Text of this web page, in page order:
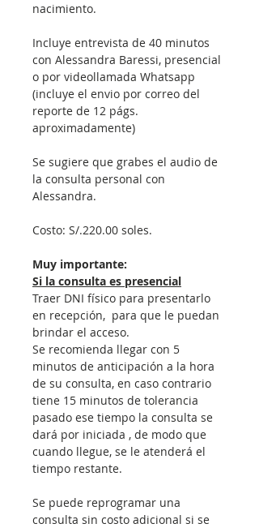
nacimiento.
Incluye entrevista de 40 minutos
con Alessandra Baressi, presencial
o por videollamada Whatsapp
(incluye el envio por correo del
reporte de 12 págs.
aproximadamente)
Se sugiere que grabes el audio de
la consulta personal con
Alessandra.
Costo: S/.220.00 soles.
Muy importante:
Si la consulta es presencial
Traer DNI físico para presentarlo
en recepción,  para que le puedan
brindar el acceso.
Se recomienda llegar con 5
minutos de anticipación a la hora
de su consulta, en caso contrario
tiene 15 minutos de tolerancia
pasado ese tiempo la consulta se
dará por iniciada , de modo que
cuando llegue, se le atenderá el
tiempo restante.
Se puede reprogramar una
consulta sin costo adicional si se